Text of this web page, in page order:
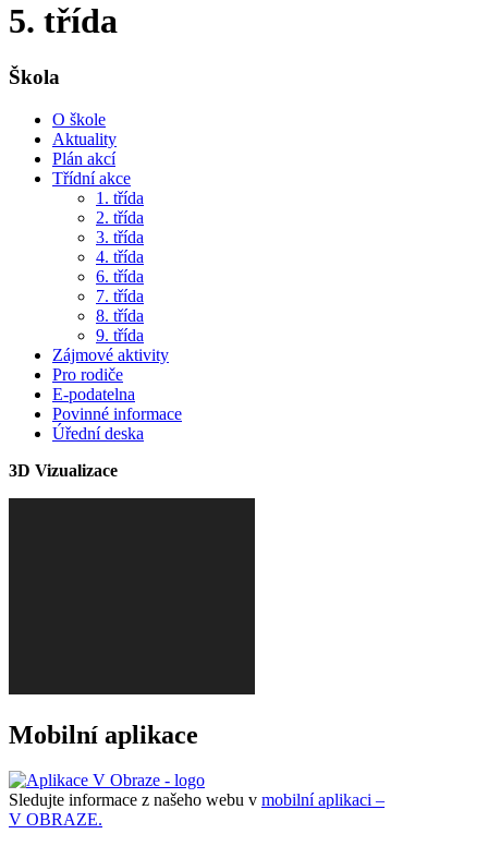
5. třída
Škola
O škole
Aktuality
Plán akcí
Třídní akce
1. třída
2. třída
3. třída
4. třída
6. třída
7. třída
8. třída
9. třída
Zájmové aktivity
Pro rodiče
E-podatelna
Povinné informace
Úřední deska
3D Vizualizace
Mobilní aplikace
Sledujte informace z našeho webu v mobilní aplikaci –
V OBRAZE.